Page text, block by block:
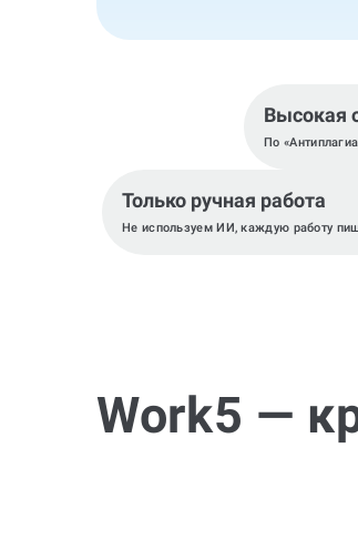
Высокая
По
Только ручная работа
Не используем ИИ, каждую работу
Work5 —